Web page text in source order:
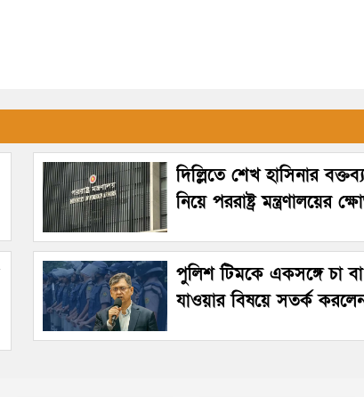
দিল্লিতে শেখ হাসিনার
নিয়ে পররাষ্ট্র মন্ত্রণালয়ের
পুলিশ টিমকে একসঙ্গে চা বা
যাওয়ার বিষয়ে সতর্ক করলেন